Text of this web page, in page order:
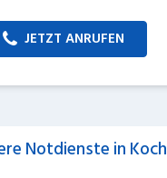
JETZT ANRUFEN
Notdienste in Koch